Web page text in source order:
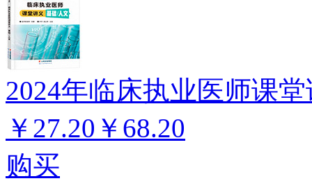
2024年临床执业医师课
￥27.20 ￥68.20
购买